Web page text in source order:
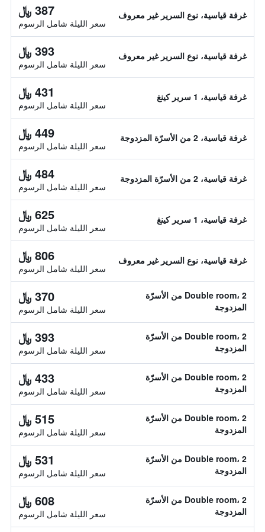
غرفة قياسية، نوع السرير غير معروف 387 ﷼
سعر الليلة شامل الرسوم
غرفة قياسية، نوع السرير غير معروف 393 ﷼
سعر الليلة شامل الرسوم
غرفة قياسية، 1 سرير كينغ 431 ﷼
سعر الليلة شامل الرسوم
غرفة قياسية، 2 من الأسرّة المزدوجة 449 ﷼
سعر الليلة شامل الرسوم
غرفة قياسية، 2 من الأسرّة المزدوجة 484 ﷼
سعر الليلة شامل الرسوم
غرفة قياسية، 1 سرير كينغ 625 ﷼
سعر الليلة شامل الرسوم
غرفة قياسية، نوع السرير غير معروف 806 ﷼
سعر الليلة شامل الرسوم
Double room، 2 من الأسرّة
المزدوجة
370 ﷼
سعر الليلة شامل الرسوم
Double room، 2 من الأسرّة
المزدوجة
393 ﷼
سعر الليلة شامل الرسوم
Double room، 2 من الأسرّة
المزدوجة
433 ﷼
سعر الليلة شامل الرسوم
Double room، 2 من الأسرّة
المزدوجة
515 ﷼
سعر الليلة شامل الرسوم
Double room، 2 من الأسرّة
المزدوجة
531 ﷼
سعر الليلة شامل الرسوم
Double room، 2 من الأسرّة
المزدوجة
608 ﷼
سعر الليلة شامل الرسوم